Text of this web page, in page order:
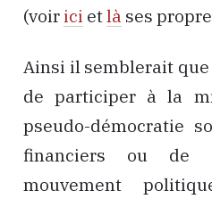
(voirici etlà ses
Ainsi il semblerait
de participer à la
pseudo-démocratie
financiers ou de
mouvement